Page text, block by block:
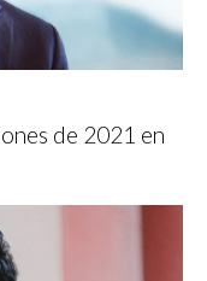
de 2021 en